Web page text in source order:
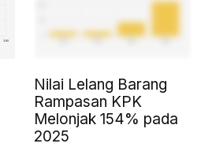
Nilai Lelang Barang
Rampasan KPK
Melonjak 154% pada
2025